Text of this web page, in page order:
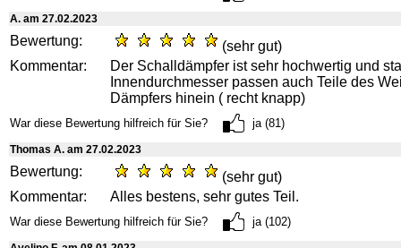
A. am 27.02.2023
Bewertung:
(sehr gut)
Kommentar:
Der Schalldämpfer ist sehr hochwertig und
Innendurchmesser passen auch Teile des
Dämpfers hinein ( recht knapp)
War diese Bewertung hilfreich für Sie? ja (81)
Thomas A. am 27.02.2023
Bewertung:
(sehr gut)
Kommentar:
Alles bestens, sehr gutes Teil.
War diese Bewertung hilfreich für Sie? ja (102)